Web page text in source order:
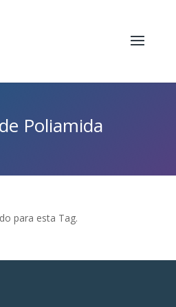
Poliamida
para esta Tag.